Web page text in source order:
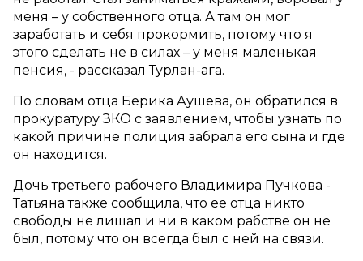
меня – у собственного отца. А там он мог
заработать и себя прокормить, потому что я
этого сделать не в силах – у меня маленькая
пенсия, - рассказал Турлан-ага.
По словам отца Берика Аушева, он обратился в
прокуратуру ЗКО с заявлением, чтобы узнать по
какой причине полиция забрала его сына и где
он находится.
Дочь третьего рабочего Владимира Пучкова -
Татьяна также сообщила, что ее отца никто
свободы не лишал и ни в каком рабстве он не
был, потому что он всегда был с ней на связи.